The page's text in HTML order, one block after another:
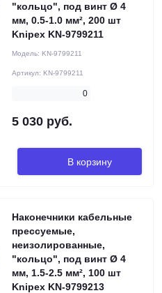
"кольцо", под винт Ø 4
мм, 0.5-1.0 мм², 200 шт
Knipex KN-9799211
Модель: KN-9799211
Артикул: KN-9799211
0
5 030 руб.
В корзину
Наконечники кабельные
прессуемые,
неизолированные,
"кольцо", под винт Ø 4
мм, 1.5-2.5 мм², 100 шт
Knipex KN-9799213